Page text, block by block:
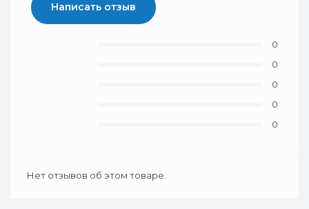
Написать отзыв
0
0
0
0
0
Нет отзывов об этом товаре.